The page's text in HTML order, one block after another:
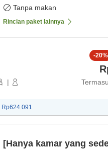
Penginapan tanpa
Tanpa makan
Rincian paket lainnya
|
-20%
Rp624.091
[Hanya kamar yang